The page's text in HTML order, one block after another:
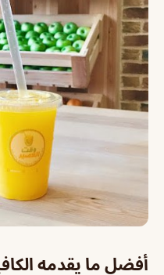
أفضل ما يقدمه